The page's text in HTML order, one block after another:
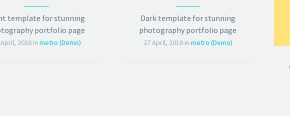
template for stunning
portfolio page
2016 in metro (Demo)
Dark template for stunning
photography portfolio page
27 April, 2016 in metro (Demo)